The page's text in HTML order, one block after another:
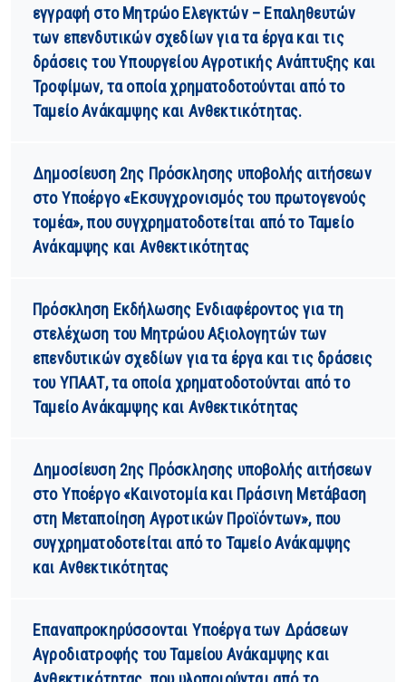
εγγραφή στο Μητρώο Ελεγκτών – Επαληθευτών
των επενδυτικών σχεδίων για τα έργα και τις
δράσεις του Υπουργείου Αγροτικής Ανάπτυξης και
Τροφίμων, τα οποία χρηματοδοτούνται από το
Ταμείο Ανάκαμψης και Ανθεκτικότητας.
Δημοσίευση 2ης Πρόσκλησης υποβολής αιτήσεων
στο Υποέργο «Εκσυγχρονισμός του πρωτογενούς
τομέα», που συγχρηματοδοτείται από το Ταμείο
Ανάκαμψης και Ανθεκτικότητας
Πρόσκληση Εκδήλωσης Ενδιαφέροντος για τη
στελέχωση του Μητρώου Αξιολογητών των
επενδυτικών σχεδίων για τα έργα και τις δράσεις
του ΥΠΑΑΤ, τα οποία χρηματοδοτούνται από το
Ταμείο Ανάκαμψης και Ανθεκτικότητας
Δημοσίευση 2ης Πρόσκλησης υποβολής αιτήσεων
στο Υποέργο «Καινοτομία και Πράσινη Μετάβαση
στη Μεταποίηση Αγροτικών Προϊόντων», που
συγχρηματοδοτείται από το Ταμείο Ανάκαμψης
και Ανθεκτικότητας
Επαναπροκηρύσσονται Υποέργα των Δράσεων
Αγροδιατροφής του Ταμείου Ανάκαμψης και